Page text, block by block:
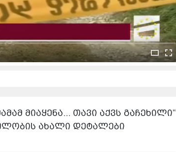
მიაყენა... თავი აქვს გაჩეხილი“
ახალი დეტალები